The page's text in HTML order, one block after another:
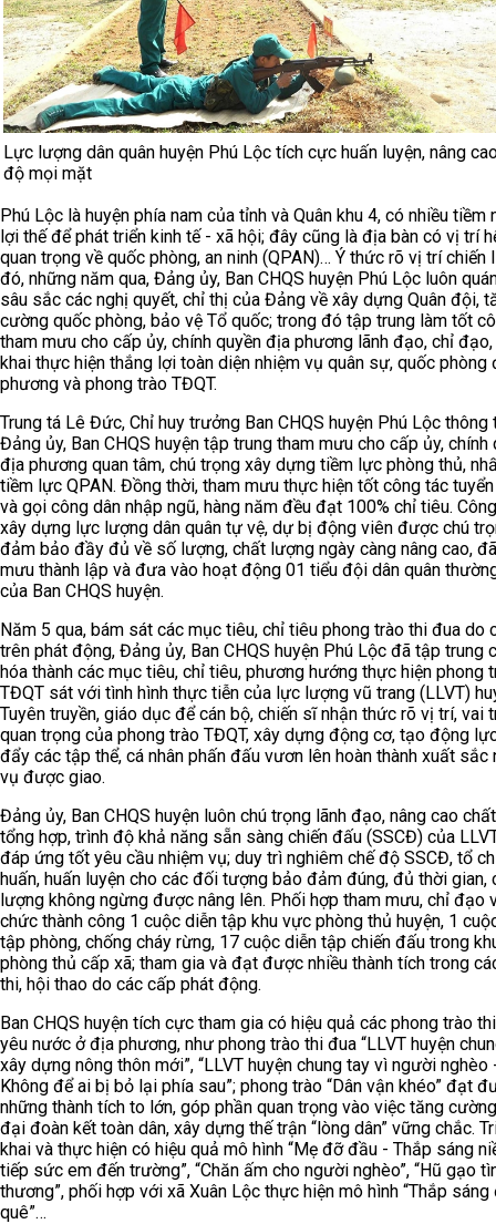
Lực lượng dân quân huyện Phú Lộc tích cực huấn luyện, nâng
độ mọi mặt
Phú Lộc là huyện phía nam của tỉnh và Quân khu 4, có nhiều tiềm
lợi thế để phát triển kinh tế - xã hội; đây cũng là địa bàn có vị trí
quan trọng về quốc phòng, an ninh (QPAN)… Ý thức rõ vị trí chiến
đó, những năm qua, Đảng ủy, Ban CHQS huyện Phú Lộc luôn
sâu sắc các nghị quyết, chỉ thị của Đảng về xây dựng Quân đội,
cường quốc phòng, bảo vệ Tổ quốc; trong đó tập trung làm tốt
tham mưu cho cấp ủy, chính quyền địa phương lãnh đạo, chỉ
khai thực hiện thắng lợi toàn diện nhiệm vụ quân sự, quốc phòng
phương và phong trào TĐQT.
Trung tá Lê Đức, Chỉ huy trưởng Ban CHQS huyện Phú Lộc thông
Đảng ủy, Ban CHQS huyện tập trung tham mưu cho cấp ủy, chính
địa phương quan tâm, chú trọng xây dựng tiềm lực phòng thủ,
tiềm lực QPAN. Đồng thời, tham mưu thực hiện tốt công tác
và gọi công dân nhập ngũ, hàng năm đều đạt 100% chỉ tiêu.
xây dựng lực lượng dân quân tự vệ, dự bị động viên được chú
đảm bảo đầy đủ về số lượng, chất lượng ngày càng nâng cao,
mưu thành lập và đưa vào hoạt động 01 tiểu đội dân quân
của Ban CHQS huyện.
Năm 5 qua, bám sát các mục tiêu, chỉ tiêu phong trào thi đua do
trên phát động, Đảng ủy, Ban CHQS huyện Phú Lộc đã tập trung
hóa thành các mục tiêu, chỉ tiêu, phương hướng thực hiện phong
TĐQT sát với tình hình thực tiễn của lực lượng vũ trang (LLVT)
Tuyên truyền, giáo dục để cán bộ, chiến sĩ nhận thức rõ vị trí, vai
quan trọng của phong trào TĐQT, xây dựng động cơ, tạo động
đẩy các tập thể, cá nhân phấn đấu vươn lên hoàn thành xuất sắc
vụ được giao.
Đảng ủy, Ban CHQS huyện luôn chú trọng lãnh đạo, nâng cao
tổng hợp, trình độ khả năng sẵn sàng chiến đấu (SSCĐ) của
đáp ứng tốt yêu cầu nhiệm vụ; duy trì nghiêm chế độ SSCĐ, tổ
huấn, huấn luyện cho các đối tượng bảo đảm đúng, đủ thời gian,
lượng không ngừng được nâng lên. Phối hợp tham mưu, chỉ đạo
chức thành công 1 cuộc diễn tập khu vực phòng thủ huyện, 1
tập phòng, chống cháy rừng, 17 cuộc diễn tập chiến đấu trong
phòng thủ cấp xã; tham gia và đạt được nhiều thành tích trong
thi, hội thao do các cấp phát động.
Ban CHQS huyện tích cực tham gia có hiệu quả các phong trào
yêu nước ở địa phương, như phong trào thi đua “LLVT huyện
xây dựng nông thôn mới”, “LLVT huyện chung tay vì người nghèo
Không để ai bị bỏ lại phía sau”; phong trào “Dân vận khéo” đạt
những thành tích to lớn, góp phần quan trọng vào việc tăng
đại đoàn kết toàn dân, xây dựng thế trận “lòng dân” vững chắc.
khai và thực hiện có hiệu quả mô hình “Mẹ đỡ đầu - Thắp sáng
tiếp sức em đến trường”, “Chăn ấm cho người nghèo”, “Hũ gạo
thương”, phối hợp với xã Xuân Lộc thực hiện mô hình “Thắp
quê”…